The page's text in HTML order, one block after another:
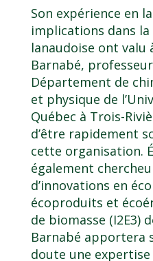
Son expérience en
implications dans
lanaudoise ont valu
Barnabé,
Département de
et physique de
Québec à Trois-
d’être rapidement
cette organisation.
également
d’innovations en
écoproduits et
de biomasse (I2E3)
Barnabé apportera
doute une